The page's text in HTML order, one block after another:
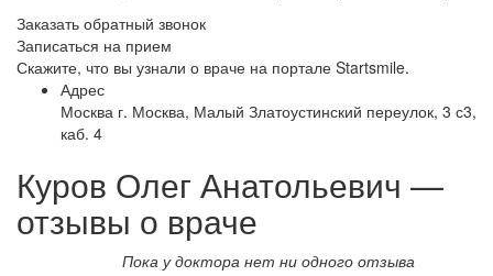
Заказать обратный звонок
Записаться на прием
Скажите, что вы узнали о враче на портале Startsmile.
Адрес
Москва г. Москва, Малый Златоустинский переулок, 3 с3,
каб. 4
Куров Олег Анатольевич —
отзывы о враче
Пока у доктора нет ни одного отзыва